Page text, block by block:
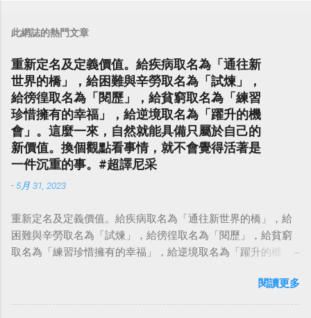
此網誌的熱門文章
重新定名及定義價值。給疾病取名為「通往新
世界的橋」，給困難與辛勞取名為「試煉」，
給徬徨取名為「閱歷」，給貧窮取名為「練習
珍惜擁有的幸福」，給逆境取名為「躍升的機
會」。這麼一來，自然就能具備只屬於自己的
新價值。換個觀點看事情，就不會覺得活著是
一件沉重的事。#超譯尼采
- 5月 31, 2023
重新定名及定義價值。給疾病取名為「通往新世界的橋」，給
困難與辛勞取名為「試煉」，給徬徨取名為「閱歷」，給貧窮
取名為「練習珍惜擁有的幸福」，給逆境取名為「躍升的機
點看事情，就不會覺得活著是一件沉重的事。#超譯尼采 — 中
華名言 - Chinese Quotes (@chinese_quotes) May 23, 2023
閱讀更多